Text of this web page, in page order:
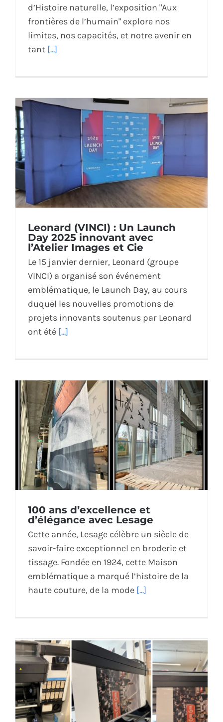
d’Histoire naturelle, l’exposition "Aux
frontières de l’humain" explore nos
limites, nos capacités, et notre avenir en
tant [...]
Leonard (VINCI) : Un Launch
Day 2025 innovant avec
l’Atelier Images et Cie
Le 15 janvier dernier, Leonard (groupe
VINCI) a organisé son événement
emblématique, le Launch Day, au cours
duquel les nouvelles promotions de
projets innovants soutenus par Leonard
ont été [...]
100 ans d’excellence et
d’élégance avec Lesage
Cette année, Lesage célèbre un siècle de
savoir-faire exceptionnel en broderie et
tissage. Fondée en 1924, cette Maison
emblématique a marqué l’histoire de la
haute couture, de la mode [...]